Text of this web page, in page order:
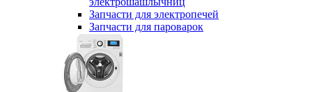
Запчасти для электропечей
Запчасти для пароварок